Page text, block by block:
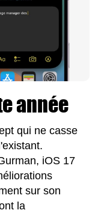
année
qui ne casse
iOS 17
sur son
la